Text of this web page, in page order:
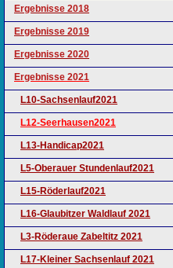
Ergebnisse 2018
Ergebnisse 2019
Ergebnisse 2020
Ergebnisse 2021
L10-Sachsenlauf2021
L12-Seerhausen2021
L13-Handicap2021
L5-Oberauer Stundenlauf2021
L15-Röderlauf2021
L16-Glaubitzer Waldlauf 2021
L3-Röderaue Zabeltitz 2021
L17-Kleiner Sachsenlauf 2021